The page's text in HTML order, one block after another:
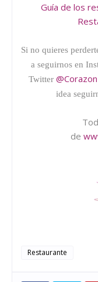
Guía de los
Si no quieres
a seguirnos en
Twitter
idea
de
Restaurante